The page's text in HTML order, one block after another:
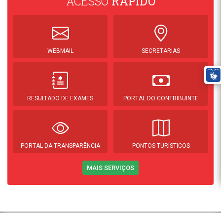
WEBMAIL SECRETARIAS
RESULTADO DE EXAMES PORTAL DO CONTRIBUINTE
PORTAL DA TRANSPARÊNCIA PONTOS TURÍSTICOS
MAIS SERVIÇOS